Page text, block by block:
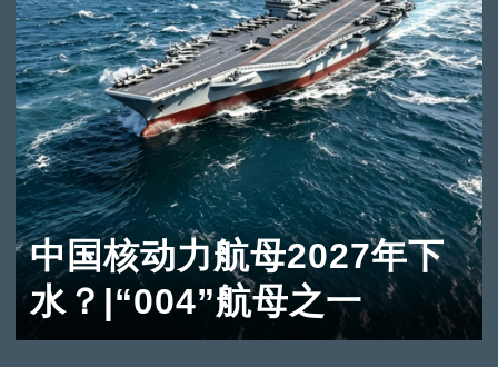
中国核动力航母2027年下
水？|“004”航母之一